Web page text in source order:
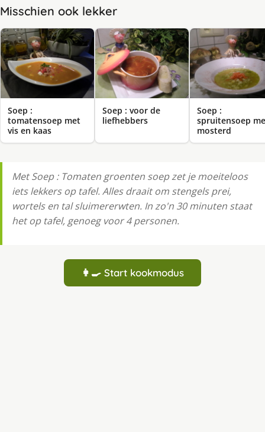
Misschien ook lekker
Soep :
tomatensoep met
vis en kaas
Soep : voor de
liefhebbers
Soep :
spruitensoep
mosterd
Met Soep : Tomaten groenten soep zet je moeiteloos
iets lekkers op tafel. Alles draait om stengels prei,
wortels en tal sluimererwten. In zo'n 30 minuten staat
het op tafel, genoeg voor 4 personen.
👩‍🍳 Start kookmodus